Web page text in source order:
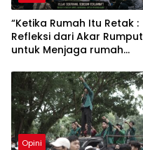
“Ketika Rumah Itu Retak :
Refleksi dari Akar Rumput
untuk Menjaga rumah
Opini